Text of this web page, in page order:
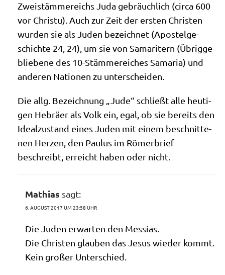
Zwei­stäm­me­reichs Juda gebräuch­lich (cir­ca 600
vor Chri­stu). Auch zur Zeit der ersten Chri­sten
wur­den sie als Juden bezeich­net (Apo­stel­ge­
schich­te 24, 24), um sie von Sama­ri­tern (Übrig­ge­
blie­be­ne des 10-Stäm­me­rei­ches Sama­ria) und
ande­ren Natio­nen zu unterscheiden.
Die allg. Bezeich­nung „Jude“ schließt alle heu­ti­
gen Hebrä­er als Volk ein, egal, ob sie bereits den
Ide­al­zu­stand eines Juden mit einem beschnit­te­
nen Her­zen, den Pau­lus im Römer­brief
beschreibt, erreicht haben oder nicht.
Mathias sagt:
6. AUGUST 2017 UM 23:58 UHR
Die Juden erwar­ten den Messias.
Die Chri­sten glau­ben das Jesus wie­der kommt.
Kein gro­ßer Unterschied.